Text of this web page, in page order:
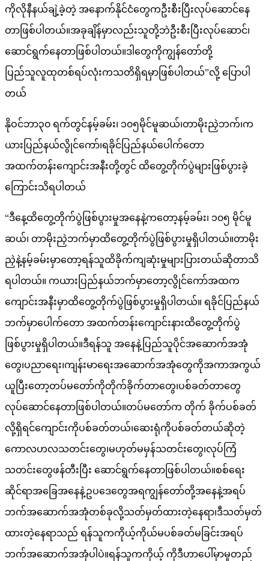
ကိုလိုနီနယ်ချဲ့ခဲ့တဲ့ အနောက်နိုင်ငံတွေကဦးစီးပြီးလုပ်ဆောင်နေ
တာဖြစ်ပါတယ်။အခုချိန်မှာလည်းသူတို့ဘဲဦးစီးပြီးလုပ်ဆောင်၊
ဆောင်ရွက်နေတာဖြစ်ပါတယ်။ဒါတွေကိုကျွန်တော်တို့
ပြည်သူလူထုတစ်ရပ်လုံးကသတိရှိရမှာဖြစ်ပါတယ်”လို့ ပြောပါ
တယ်
နိုဝင်ဘာ၃၀ ရက်တွင်နမ့်ခမ်း၊ ၁၀၅မိုင်မူဆယ်၊တာမိုးညှဲဘက်၊က
ယားပြည်နယ်လွိုင်ကော်၊ရခိုင်ပြည်နယ်ပေါက်တော
အထက်တန်းကျောင်းအနီးတို့တွင် ထိတွေ့တိုက်ပွဲများဖြစ်ပွားခဲ့
ကြောင်းသိရပါတယ်
“ဒီနေ့ထိတွေ့တိုက်ပွဲဖြစ်ပွားမှုအနေနဲ့ကတော့နမ့်ခမ်း၊ ၁၀၅ မိုင်မူ
ဆယ်၊ တာမိုးညှဲဘက်မှာထိတွေ့တိုက်ပွဲဖြစ်ပွားမှုရှိပါတယ်။တာမိုး
ညှဲနဲ့နမ့်ခမ်းမှာတော့ရန်သူထိခိုက်ကျဆုံးမှုများပြားတယ်ဆိုတာသိ
ရပါတယ်။ ကယားပြည်နယ်ဘက်မှာတော့လွိုင်ကော်အထက
ကျောင်းအနီးမှာထိတွေ့တိုက်ပွဲဖြစ်ပွားမှုရှိပါတယ်။ ရခိုင်ပြည်နယ်
ဘက်မှာပေါက်တော အထက်တန်းကျောင်းနားထိတွေ့တိုက်ပွဲ
ဖြစ်ပွားမှုရှိပါတယ်။ဒီရန်သူ အနေနဲ့ပြည်သူပိုင်အဆောက်အအုံ
တွေ၊ပညာရေး၊ကျန်းမာရေးအဆောက်အအုံတွေကိုအကာအကွယ်
ယူပြီးတော့တပ်မတော်ကိုတိုက်ခိုက်တာတွေ၊ပစ်ခတ်တာတွေ
လုပ်ဆောင်နေတာဖြစ်ပါတယ်။တပ်မတော်က တိုက် ခိုက်ပစ်ခတ်
လို့ရှိရင်ကျောင်းကိုပစ်ခတ်တယ်၊ဆေးရုံကိုပစ်ခတ်တယ်ဆိုတဲ့
ကောလဟလသတင်းတွေ၊မဟုတ်မမှန်သတင်းတွေ၊လုပ်ကြံ
သတင်းတွေဖန်တီးပြီး ဆောင်ရွက်နေတာဖြစ်ပါတယ်။စစ်ရေး
ဆိုင်ရာအခြေအနေနဲ့ဥပဒေတွေအရကျွန်တော်တို့အနေနဲ့အရပ်
ဘက်အဆောက်အအုံတစ်ခုလို့သတ်မှတ်ထားတဲ့နေရာ၊ဒီသတ်မှတ်
ထားတဲ့နေရာသည် ရန်သူကကိုယ့်ကိုယ်မပစ်ခတ်မခြင်းအရပ်
ဘက်အဆောက်အအုံပါပဲ။ရန်သူကကိုယ့် ကိုဒီဟာပေါ်မှာမူတည်